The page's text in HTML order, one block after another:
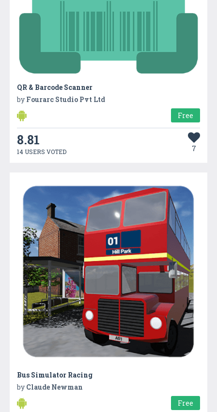
QR & Barcode Scanner
by Fourarc Studio Pvt Ltd
Free
8.81
14 USERS VOTED 7
Bus Simulator Racing
by Claude Newman
Free